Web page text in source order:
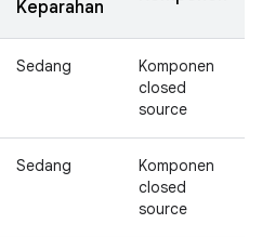
Keparahan
Sedang
Komponen
closed
source
Sedang
Komponen
closed
source